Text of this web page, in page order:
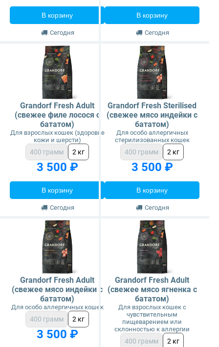
В корзину
Сегодня
В корзину
Сегодня
Grandorf Fresh Adult
(свежее филе лосося с
бататом)
Для взрослых кошек (здоровье
кожи и шерсти)
400 грамм 2 кг
3 500 ₽
В корзину
Сегодня
Grandorf Fresh Sterilised
(свежее мясо индейки с
бататом)
Для особо аллергичных
стерилизованных кошек
400 грамм 2 кг
3 500 ₽
В корзину
Сегодня
Grandorf Fresh Adult
(свежее мясо индейки с
бататом)
Для особо аллергичных кошек
400 грамм 2 кг
3 500 ₽
Grandorf Fresh Adult
(свежее мясо ягненка с
бататом)
Для взрослых кошек с
чувствительным
пищеварением или
склонностью к аллергии
400 грамм 2 кг